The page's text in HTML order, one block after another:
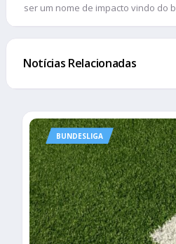
ser um nome de impacto vindo do
Notícias Relacionadas
BUNDESLIGA